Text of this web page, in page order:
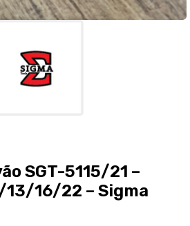
SGT-5115/21 –
16/22 – Sigma